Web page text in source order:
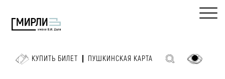
КУПИТЬ БИЛЕТ ПУШКИНСКАЯ КАРТА